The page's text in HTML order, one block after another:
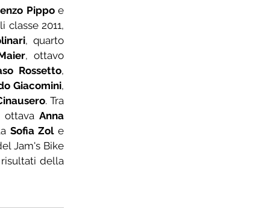
Pippo e
classe 2011,
Rossetto,
Giacomini,
. Tra
Anna
Sofia Zol e
Jam's Bike
risultati della